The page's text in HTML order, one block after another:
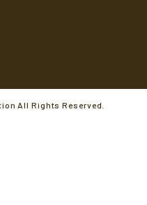
All Rights Reserved.